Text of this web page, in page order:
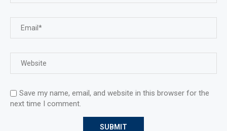
Save my name, email, and website in this browser for the
next time I comment.